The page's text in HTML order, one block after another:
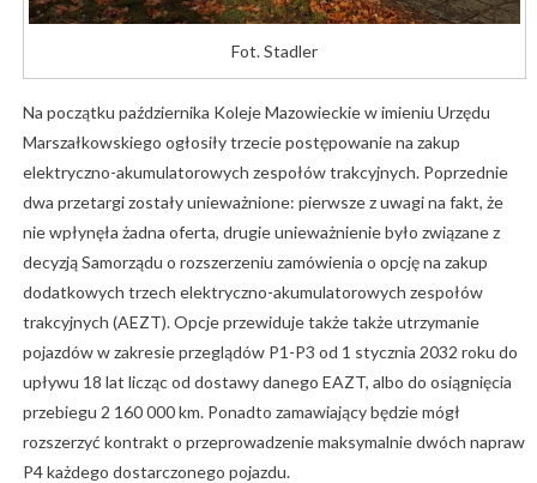
Fot. Stadler
Na początku października Koleje Mazowieckie w imieniu Urzędu
Marszałkowskiego ogłosiły trzecie postępowanie na zakup
elektryczno-akumulatorowych zespołów trakcyjnych. Poprzednie
dwa przetargi zostały unieważnione: pierwsze z uwagi na fakt, że
nie wpłynęła żadna oferta, drugie unieważnienie było związane z
decyzją Samorządu o rozszerzeniu zamówienia o opcję na zakup
dodatkowych trzech elektryczno-akumulatorowych zespołów
trakcyjnych (AEZT). Opcje przewiduje także także utrzymanie
pojazdów w zakresie przeglądów P1-P3 od 1 stycznia 2032 roku do
upływu 18 lat licząc od dostawy danego EAZT, albo do osiągnięcia
przebiegu 2 160 000 km. Ponadto zamawiający będzie mógł
rozszerzyć kontrakt o przeprowadzenie maksymalnie dwóch napraw
P4 każdego dostarczonego pojazdu.